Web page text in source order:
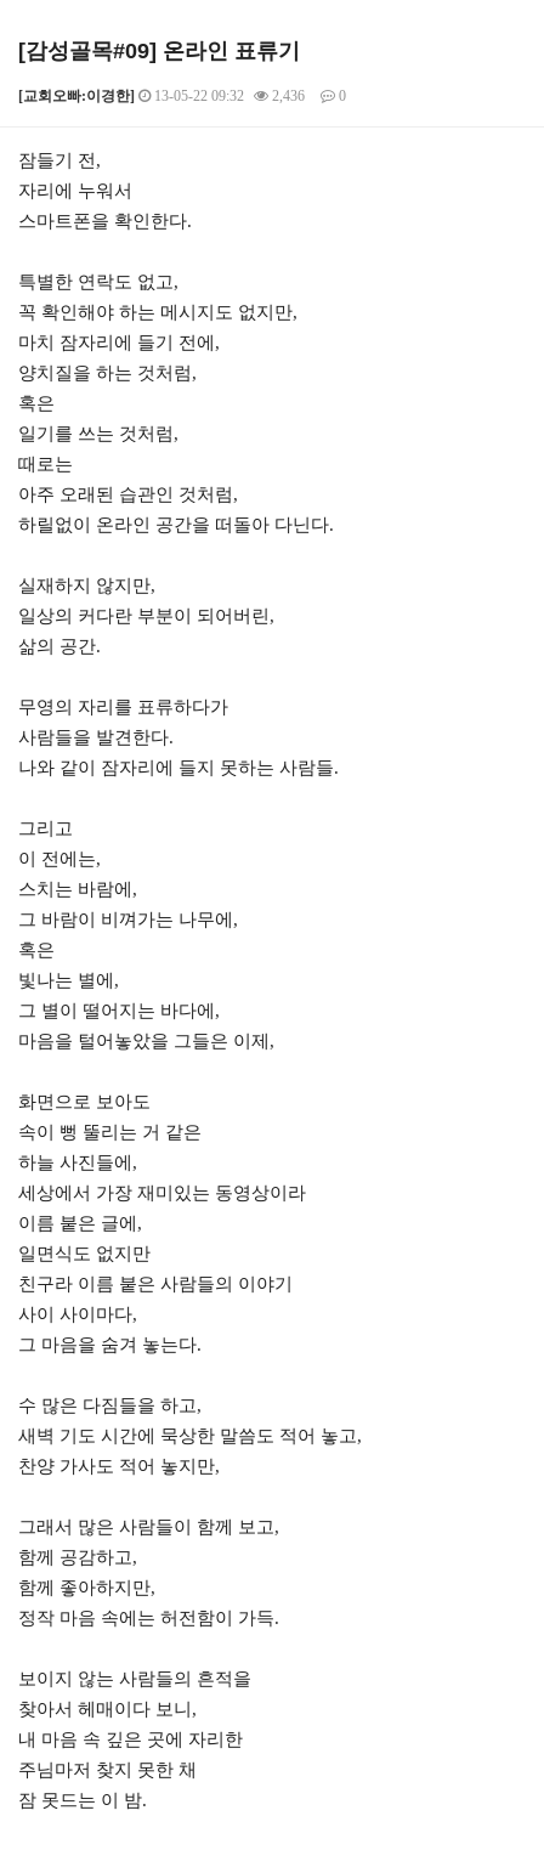
[감성골목#09] 온라인 표류기
[교회오빠:이경한] 13-05-22 09:32 2,436 0
본문
잠들기 전,
자리에 누워서
스마트폰을 확인한다.
특별한 연락도 없고,
꼭 확인해야 하는 메시지도 없지만,
마치 잠자리에 들기 전에,
양치질을 하는 것처럼,
혹은
일기를 쓰는 것처럼,
때로는
아주 오래된 습관인 것처럼,
하릴없이 온라인 공간을 떠돌아 다닌다.
실재하지 않지만,
일상의 커다란 부분이 되어버린,
삶의 공간.
무영의 자리를 표류하다가
사람들을 발견한다.
나와 같이 잠자리에 들지 못하는 사람들.
그리고
이 전에는,
스치는 바람에,
그 바람이 비껴가는 나무에,
혹은
빛나는 별에,
그 별이 떨어지는 바다에,
마음을 털어놓았을 그들은 이제,
화면으로 보아도
속이 뻥 뚤리는 거 같은
하늘 사진들에,
세상에서 가장 재미있는 동영상이라
이름 붙은 글에,
일면식도 없지만
친구라 이름 붙은 사람들의 이야기
사이 사이마다,
그 마음을 숨겨 놓는다.
수 많은 다짐들을 하고,
새벽 기도 시간에 묵상한 말씀도 적어 놓고,
찬양 가사도 적어 놓지만,
그래서 많은 사람들이 함께 보고,
함께 공감하고,
함께 좋아하지만,
정작 마음 속에는 허전함이 가득.
보이지 않는 사람들의 흔적을
찾아서 헤매이다 보니,
내 마음 속 깊은 곳에 자리한
주님마저 찾지 못한 채
잠 못드는 이 밤.